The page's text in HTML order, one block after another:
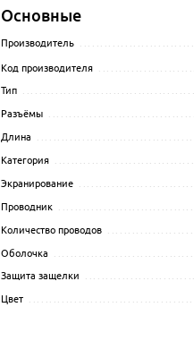
Основные
Производитель
Код производителя
Тип
Разъёмы
Длина
Категория
Экранирование
Проводник
Количество проводов
Оболочка
Защита защелки
Цвет